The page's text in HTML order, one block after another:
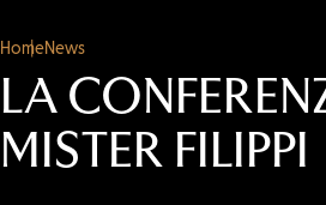
HomeNews
LA
MISTER FILIPPI